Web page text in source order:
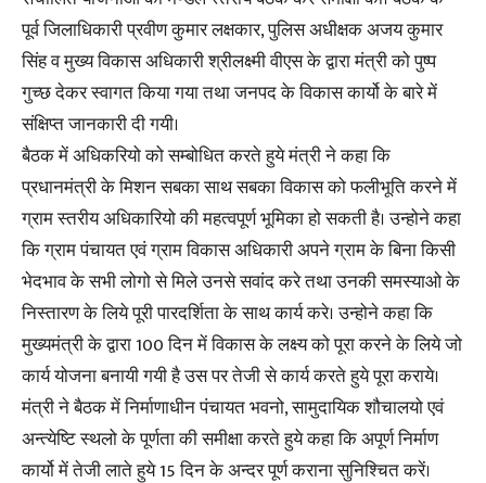
पूर्व जिलाधिकारी प्रवीण कुमार लक्षकार, पुलिस अधीक्षक अजय कुमार
सिंह व मुख्य विकास अधिकारी श्रीलक्ष्मी वीएस के द्वारा मंत्री को पुष्प
गुच्छ देकर स्वागत किया गया तथा जनपद के विकास कार्यो के बारे में
संक्षिप्त जानकारी दी गयी।
बैठक में अधिकरियो को सम्बोधित करते हुये मंत्री ने कहा कि
प्रधानमंत्री के मिशन सबका साथ सबका विकास को फलीभूति करने में
ग्राम स्तरीय अधिकारियो की महत्वपूर्ण भूमिका हो सकती है। उन्होने कहा
कि ग्राम पंचायत एवं ग्राम विकास अधिकारी अपने ग्राम के बिना किसी
भेदभाव के सभी लोगो से मिले उनसे सवांद करे तथा उनकी समस्याओ के
निस्तारण के लिये पूरी पारदर्शिता के साथ कार्य करे। उन्होने कहा कि
मुख्यमंत्री के द्वारा 100 दिन में विकास के लक्ष्य को पूरा करने के लिये जो
कार्य योजना बनायी गयी है उस पर तेजी से कार्य करते हुये पूरा कराये।
मंत्री ने बैठक में निर्माणाधीन पंचायत भवनो, सामुदायिक शौचालयो एवं
अन्त्येष्टि स्थलो के पूर्णता की समीक्षा करते हुये कहा कि अपूर्ण निर्माण
कार्यो में तेजी लाते हुये 15 दिन के अन्दर पूर्ण कराना सुनिश्चित करें।